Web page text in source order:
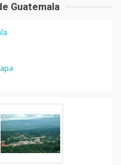
Guatemala